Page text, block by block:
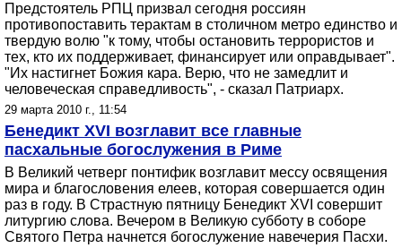
Предстоятель РПЦ призвал сегодня россиян
противопоставить терактам в столичном метро единство и
твердую волю "к тому, чтобы остановить террористов и
тех, кто их поддерживает, финансирует или оправдывает".
"Их настигнет Божия кара. Верю, что не замедлит и
человеческая справедливость", - сказал Патриарх.
29 марта 2010 г., 11:54
Бенедикт XVI возглавит все главные
пасхальные богослужения в Риме
В Великий четверг понтифик возглавит мессу освящения
мира и благословения елеев, которая совершается один
раз в году. В Страстную пятницу Бенедикт XVI совершит
литургию слова. Вечером в Великую субботу в соборе
Святого Петра начнется богослужение навечерия Пасхи.